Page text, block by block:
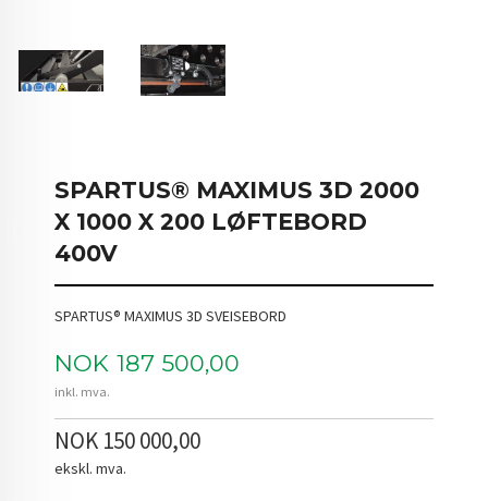
SPARTUS® MAXIMUS 3D 2000
X 1000 X 200 LØFTEBORD
400V
SPARTUS® MAXIMUS 3D SVEISEBORD
Pris
NOK 187 500,00
inkl. mva.
NOK 150 000,00
ekskl. mva.